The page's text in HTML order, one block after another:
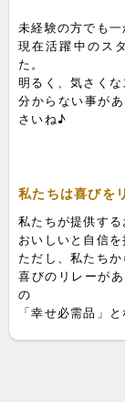
未経験の方でも
現在活躍中のス
た。
明るく、気さくな
分からない事が
さいね♪
私たちは喜びを
私たちが提供する
おいしいと自信
ただし、私たち
喜びのリレーが
の
「幸せ必需品」と